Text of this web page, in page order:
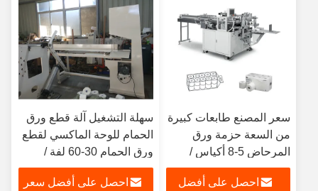
سعر المصنع طابعات كبيرة
من السعة حزمة ورق
المرحاض 5-8 أكياس /
دقيقة
احصل على أفضل
سهلة التشغيل آلة قطع ورق
الحمام للوحة الماكسي لقطع
ورق الحمام 30-60 لفة /
دقيقة
احصل على أفضل سعر